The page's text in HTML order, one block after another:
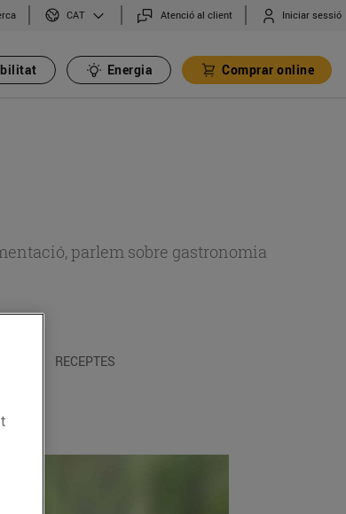
CAT Atenció al client Iniciar sessió
Energia Comprar online
parlem sobre gastronomia
RECEPTES